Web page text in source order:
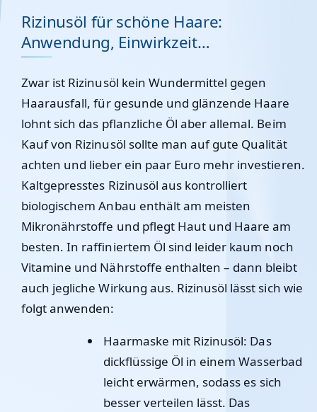
Rizinusöl für schöne Haare:
Anwendung, Einwirkzeit…
Zwar ist Rizinusöl kein Wundermittel gegen
Haarausfall, für gesunde und glänzende Haare
lohnt sich das pflanzliche Öl aber allemal. Beim
Kauf von Rizinusöl sollte man auf gute Qualität
achten und lieber ein paar Euro mehr investieren.
Kaltgepresstes Rizinusöl aus kontrolliert
biologischem Anbau enthält am meisten
Mikronährstoffe und pflegt Haut und Haare am
besten. In raffiniertem Öl sind leider kaum noch
Vitamine und Nährstoffe enthalten – dann bleibt
auch jegliche Wirkung aus. Rizinusöl lässt sich wie
folgt anwenden:
Haarmaske mit Rizinusöl: Das
dickflüssige Öl in einem Wasserbad
leicht erwärmen, sodass es sich
besser verteilen lässt. Das